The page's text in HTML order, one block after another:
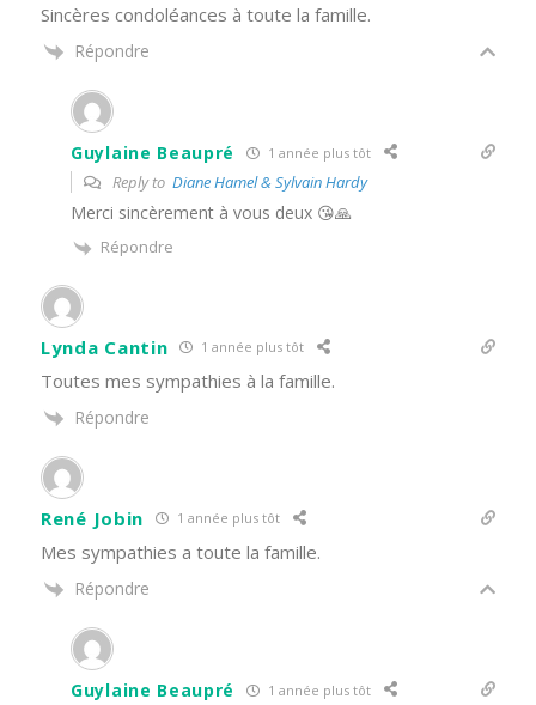
Sincères condoléances à toute la famille.
Répondre
Guylaine Beaupré 1 année plus tôt
Reply to Diane Hamel & Sylvain Hardy
Merci sincèrement à vous deux 😘🙏
Répondre
Lynda Cantin 1 année plus tôt
Toutes mes sympathies à la famille.
Répondre
René Jobin 1 année plus tôt
Mes sympathies a toute la famille.
Répondre
Guylaine Beaupré 1 année plus tôt